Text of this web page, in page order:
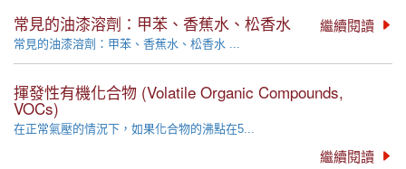
常見的油漆溶劑：甲苯、香蕉水、松香水
常見的油漆溶劑：甲苯、香蕉水、松香水 ...
繼續閱讀
揮發性有機化合物 (Volatile Organic Compounds,
VOCs)
在正常氣壓的情況下，如果化合物的沸點在5...
繼續閱讀